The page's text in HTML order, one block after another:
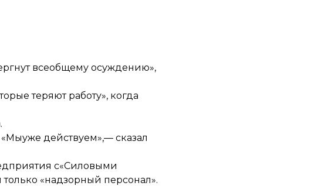
всеобщему осуждению»,
теряют работу», когда
действуем»,— сказал
с«Силовыми
«надзорный персонал».